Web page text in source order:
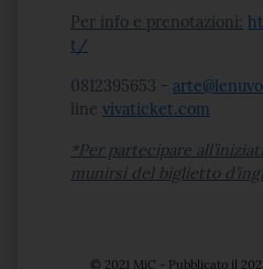
Per info e prenotazioni:
t/
0812395653 -
line vivaticket.com
*Per partecipare
munirsi del biglietto
© 2021 MiC - Pubblicato il